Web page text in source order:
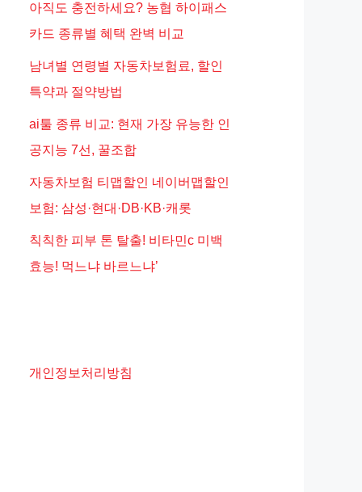
아직도 충전하세요? 농협 하이패스
카드 종류별 혜택 완벽 비교
남녀별 연령별 자동차보험료, 할인
특약과 절약방법
ai툴 종류 비교: 현재 가장 유능한 인
공지능 7선, 꿀조합
자동차보험 티맵할인 네이버맵할인
보험: 삼성·현대·DB·KB·캐롯
칙칙한 피부 톤 탈출! 비타민c 미백
효능! 먹느냐 바르느냐’
개인정보처리방침